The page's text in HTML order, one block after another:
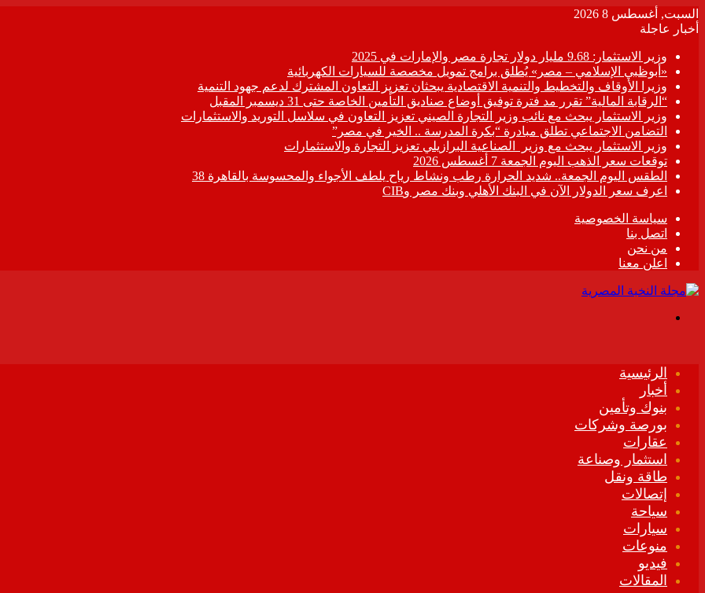
السبت, أغسطس 8 2026
أخبار عاجلة
وزير الاستثمار: 9.68 مليار دولار تجارة مصر والإمارات في 2025
«أبوظبي الإسلامي – مصر» يُطلق برامج تمويل مخصصة للسيارات الكهربائية
وزيرا الأوقاف والتخطيط والتنمية الاقتصادية يبحثان تعزيز التعاون المشترك لدعم جهود التنمية
“الرقابة المالية” تقرر مد فترة توفيق أوضاع صناديق التأمين الخاصة حتى 31 ديسمبر المقبل
وزير الاستثمار يبحث مع نائب وزير التجارة الصيني تعزيز التعاون في سلاسل التوريد والاستثمارات
التضامن الاجتماعي تطلق مبادرة “بكرة المدرسة .. الخير في مصر”
وزير الاستثمار يبحث مع وزير الصناعية البرازيلي تعزيز التجارة والاستثمارات
توقعات سعر الذهب اليوم الجمعة 7 أغسطس 2026
الطقس اليوم الجمعة.. شديد الحرارة رطب ونشاط رياح يلطف الأجواء والمحسوسة بالقاهرة 38
اعرف سعر الدولار الآن في البنك الأهلي وبنك مصر وCIB
سياسة الخصوصية
اتصل بنا
من نحن
اعلن معنا
الرئيسية
أخبار
بنوك وتأمين
بورصة وشركات
عقارات
استثمار وصناعة
طاقة ونقل
إتصالات
سياحة
سيارات
منوعات
فيديو
المقالات